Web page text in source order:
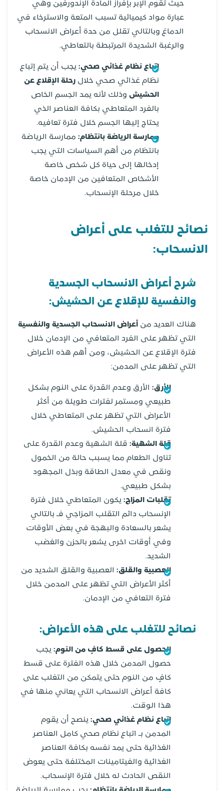
حيث تقوم الإبر بإفراز المادة الإندورفين وهي
عبارة مواد كيميائية تسبب المتعة والاسترخاء في
الدماغ وبالتالي تقلل من حدة أعراض الانسحاب
والرغبة الشديدة المرتبطة بالتعاطي.
اتباع نظام غذائي صحي:يجب أن يتم إتباع
نظام غذائي صحي خلال رحلة الإقلاع عن
الحشيش وذلك لأنه يمد الجسم الخاص
بالفرد المتعاطي بكافة العناصر الذي
يحتاج إليها الجسم خلال فترة تعافيه.
ممارسة الرياضة بانتظام:ممارسة الرياضة
بانتظام من أهم السياسات التي يجب
إدخالها إلى حياة كل شخص خاصة
الأشخاص المتعافين من الإدمان خاصة
خلال مرحلة الإنسحاب.
نصائح للتغلب على أعراض
الانسحاب:
شرح أعراض الانسحاب الجسدية
والنفسية للإقلاع عن الحشيش:
هناك العديد من أعراض الانسحاب الجسدية والنفسية
التي تظهر على الفرد المتعافي من الإدمان خلال
فترة الإقلاع عن الحشيش، ومن أهم هذه الأعراض
التي تظهر على المدمن:
الأرق:الأرق وعدم القدرة على النوم بشكل
طبيعي ومستمر لفترات طويلة من أكثر
الأعراض التي تظهر على المتعاطي خلال
فترة انسحاب الحشيش.
قلة الشهية:قلة الشهية وعدم القدرة على
تناول الطعام مما يسبب حالة من الخمول
ونقص في معدل الطاقة وبذل المجهود
بشكل طبيعي.
تقلبات المزاج:يكون المتعاطي خلال فترة
الإنسحاب دائم التقلب المزاجي فـ بالتالي
يشعر بالسعادة والبهجة في بعض الأوقات
وفي أوقات اخرى يشعر بالحزن والغضب
الشديد.
العصبية والقلق:العصبية والقلق الشديد من
أكثر الأعراض التي تظهر على المدمن خلال
فترة التعافي من الإدمان.
نصائح للتغلب على هذه الأعراض:
الحصول على قسط كافٍ من النوم:يجب
حصول المدمن خلال هذه الفترة على قسط
كافٍ من النوم حتى يتمكن من التغلب على
كافة أعراض الانسحاب التي يعاني منها في
هذا الوقت.
اتباع نظام غذائي صحي:ينصح أن يقوم
المدمن بـ اتباع نظام صحي كامل العناصر
الغذائية حتى يمد نفسه بكافة العناصر
الغذائية والفيتامينات المختلفة حتى يعوض
النقص الحادث له خلال فترة الإنسحاب.